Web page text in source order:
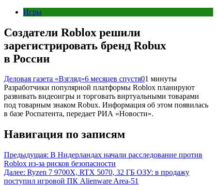
Игры
Создатели Roblox решили
зарегистрировать бренд Robux
в России
Деловая газета «Взгляд»6 месяцев спустя01 минуты
Разработчики популярной платформы Roblox планируют
развивать видеоигры и торговать виртуальными товарами
под товарным знаком Robux. Информация об этом появилась
в базе Роспатента, передает РИА «Новости».
Навигация по записям
Предыдущая: В Нидерландах начали расследование против
Roblox из-за рисков безопасности
Далее: Ryzen 7 9700X, RTX 5070, 32 ГБ ОЗУ: в продажу
поступил игровой ПК Alienware Area-51